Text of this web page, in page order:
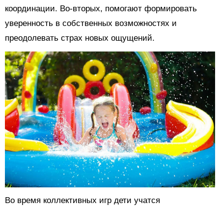
координации. Во-вторых, помогают формировать
уверенность в собственных возможностях и
преодолевать страх новых ощущений.
Во время коллективных игр дети учатся